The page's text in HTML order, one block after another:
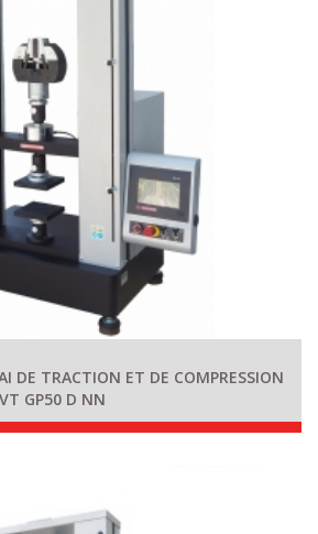
DE TRACTION ET DE COMPRESSION
GP50 D NN